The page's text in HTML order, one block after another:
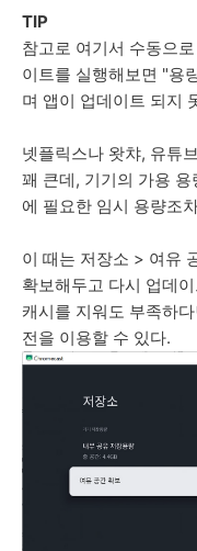
TIP
참고로 여기서 수동으
이트를 실행해보면 "용
며 앱이 업데이트 되지
넷플릭스나 왓챠, 유튜
꽤 큰데, 기기의 가용
에 필요한 임시 용량조
이 때는 저장소 > 여유
확보해두고 다시 업데
캐시를 지워도 부족하
전을 이용할 수 있다.